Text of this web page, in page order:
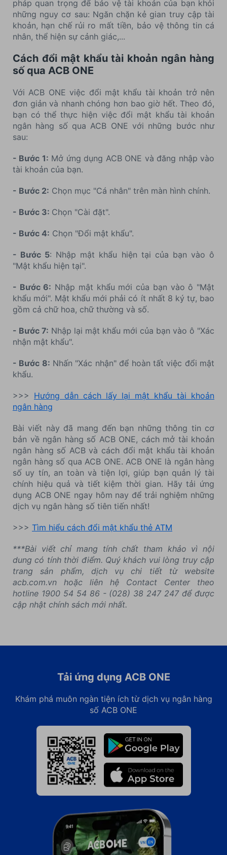
pháp quan trọng để bảo vệ tài khoản của bạn khỏi
những nguy cơ sau: Ngăn chặn kẻ gian truy cập tài
khoản, hạn chế rủi ro mất tiền, bảo vệ thông tin cá
nhân, thể hiện sự cảnh giác,...
Cách đổi mật khẩu tài khoản ngân hàng
số qua ACB ONE
Với ACB ONE việc đổi mật khẩu tài khoản trở nên
đơn giản và nhanh chóng hơn bao giờ hết. Theo đó,
bạn có thể thực hiện việc đổi mật khẩu tài khoản
ngân hàng số qua ACB ONE với những bước như
sau:
- Bước 1: Mở ứng dụng ACB ONE và đăng nhập vào
tài khoản của bạn.
- Bước 2: Chọn mục "Cá nhân" trên màn hình chính.
- Bước 3: Chọn "Cài đặt".
- Bước 4: Chọn "Đổi mật khẩu".
- Bước 5: Nhập mật khẩu hiện tại của bạn vào ô
"Mật khẩu hiện tại".
- Bước 6: Nhập mật khẩu mới của bạn vào ô "Mật
khẩu mới". Mật khẩu mới phải có ít nhất 8 ký tự, bao
gồm cả chữ hoa, chữ thường và số.
- Bước 7: Nhập lại mật khẩu mới của bạn vào ô "Xác
nhận mật khẩu".
- Bước 8: Nhấn "Xác nhận" để hoàn tất việc đổi mật
khẩu.
>>> Hướng dẫn cách lấy lại mật khẩu tài khoản
ngân hàng
Bài viết này đã mang đến bạn những thông tin cơ
bản về ngân hàng số ACB ONE, cách mở tài khoản
ngân hàng số ACB và cách đổi mật khẩu tài khoản
ngân hàng số qua ACB ONE. ACB ONE là ngân hàng
số uy tín, an toàn và tiện lợi, giúp bạn quản lý tài
chính hiệu quả và tiết kiệm thời gian. Hãy tải ứng
dụng ACB ONE ngay hôm nay để trải nghiệm những
dịch vụ ngân hàng số tiên tiến nhất!
>>> Tìm hiểu cách đổi mật khẩu thẻ ATM
***Bài viết chỉ mang tính chất tham khảo vì nội
dung có tính thời điểm. Quý khách vui lòng truy cập
trang sản phẩm, dịch vụ chi tiết từ website
acb.com.vn hoặc liên hệ Contact Center theo
hotline 1900 54 54 86 - (028) 38 247 247 để được
cập nhật chính sách mới nhất.
Tải ứng dụng ACB ONE
Khám phá muôn ngàn tiện ích từ dịch vụ ngân hàng
số ACB ONE